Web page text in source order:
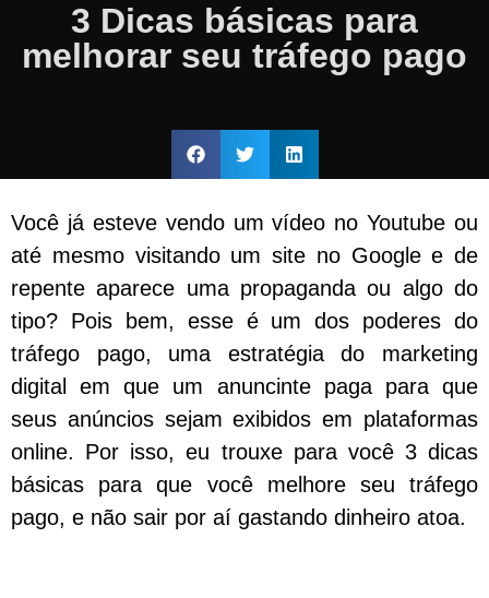
3 Dicas básicas para
melhorar seu tráfego pago
Você já esteve vendo um vídeo no Youtube ou
até mesmo visitando um site no Google e de
repente aparece uma propaganda ou algo do
tipo? Pois bem, esse é um dos poderes do
tráfego pago, uma estratégia do marketing
digital em que um anuncinte paga para que
seus anúncios sejam exibidos em plataformas
online. Por isso, eu trouxe para você 3 dicas
básicas para que você melhore seu tráfego
pago, e não sair por aí gastando dinheiro atoa.